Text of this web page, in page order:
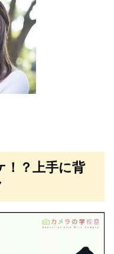
！？上手に背